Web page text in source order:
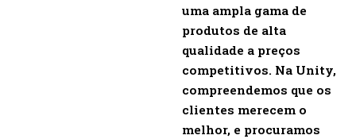
uma ampla gama de
produtos de alta
qualidade a preços
competitivos. Na Unity,
compreendemos que os
clientes merecem o
melhor, e procuramos